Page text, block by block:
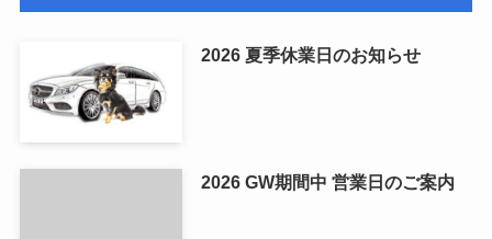
2026 夏季休業日のお知らせ
2026 GW期間中 営業日のご案内